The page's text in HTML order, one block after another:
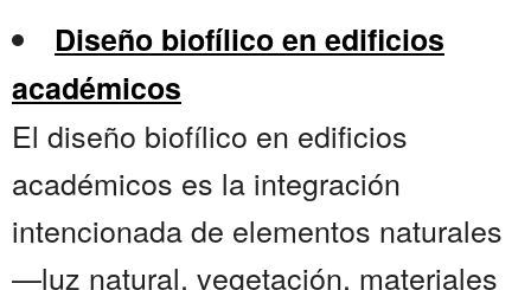
Diseño biofílico en edificios
académicos
El diseño biofílico en edificios
académicos es la integración
intencionada de elementos naturales
—luz natural, vegetación, materiales